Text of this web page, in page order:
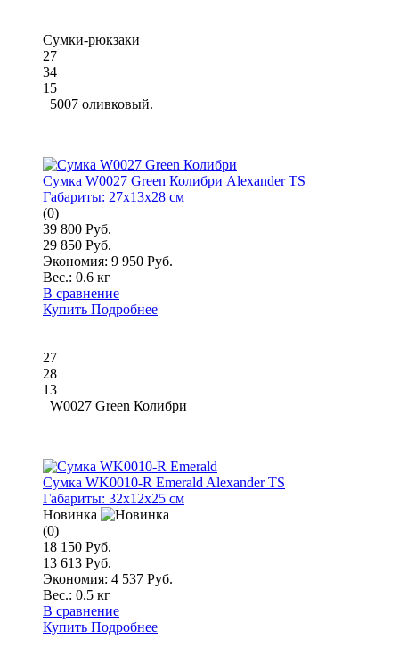
Сумки-рюкзаки
27
34
15
5007 оливковый.
Сумка W0027 Green Колибри Alexander TS
Габариты: 27x13x28 см
(0)
39 800 Руб.
29 850 Руб.
Экономия: 9 950 Руб.
Вес.: 0.6 кг
В сравнение
Купить Подробнее
27
28
13
W0027 Green Колибри
Сумка WK0010-R Emerald Alexander TS
Габариты: 32x12x25 см
Новинка
(0)
18 150 Руб.
13 613 Руб.
Экономия: 4 537 Руб.
Вес.: 0.5 кг
В сравнение
Купить Подробнее